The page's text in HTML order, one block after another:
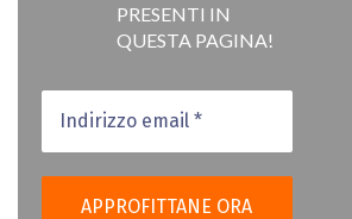
PRESENTI IN
QUESTA PAGINA!